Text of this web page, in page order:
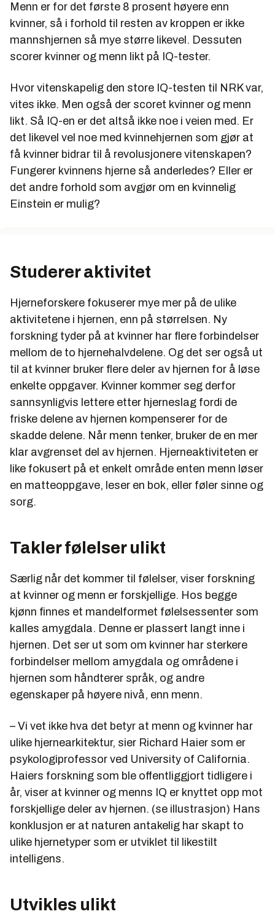
Menn er for det første 8 prosent høyere enn
kvinner, så i forhold til resten av kroppen er ikke
mannshjernen så mye større likevel. Dessuten
scorer kvinner og menn likt på IQ-tester.
Hvor vitenskapelig den store IQ-testen til NRK var,
vites ikke. Men også der scoret kvinner og menn
likt. Så IQ-en er det altså ikke noe i veien med. Er
det likevel vel noe med kvinnehjernen som gjør at
få kvinner bidrar til å revolusjonere vitenskapen?
Fungerer kvinnens hjerne så anderledes? Eller er
det andre forhold som avgjør om en kvinnelig
Einstein er mulig?
Studerer aktivitet
Hjerneforskere fokuserer mye mer på de ulike
aktivitetene i hjernen, enn på størrelsen. Ny
forskning tyder på at kvinner har flere forbindelser
mellom de to hjernehalvdelene. Og det ser også ut
til at kvinner bruker flere deler av hjernen for å løse
enkelte oppgaver. Kvinner kommer seg derfor
sannsynligvis lettere etter hjerneslag fordi de
friske delene av hjernen kompenserer for de
skadde delene. Når menn tenker, bruker de en mer
klar avgrenset del av hjernen. Hjerneaktiviteten er
like fokusert på et enkelt område enten menn løser
en matteoppgave, leser en bok, eller føler sinne og
sorg.
Takler følelser ulikt
Særlig når det kommer til følelser, viser forskning
at kvinner og menn er forskjellige. Hos begge
kjønn finnes et mandelformet følelsessenter som
kalles amygdala. Denne er plassert langt inne i
hjernen. Det ser ut som om kvinner har sterkere
forbindelser mellom amygdala og områdene i
hjernen som håndterer språk, og andre
egenskaper på høyere nivå, enn menn.
– Vi vet ikke hva det betyr at menn og kvinner har
ulike hjernearkitektur, sier Richard Haier som er
psykologiprofessor ved University of California.
Haiers forskning som ble offentliggjort tidligere i
år, viser at kvinner og menns IQ er knyttet opp mot
forskjellige deler av hjernen. (se illustrasjon) Hans
konklusjon er at naturen antakelig har skapt to
ulike hjernetyper som er utviklet til likestilt
intelligens.
Utvikles ulikt